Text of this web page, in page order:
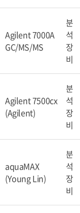
Agilent 7000A
GC/MS/MS
분
석
장
비
Agilent 7500cx
(Agilent)
분
석
장
비
aquaMAX
(Young Lin)
분
석
장
비